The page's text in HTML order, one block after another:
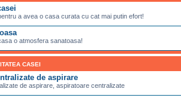
a avea o casa curata cu cat mai putin efort!
o atmosfera sanatoasa!
CASEI
de aspirare
de aspirare, aspiratoare centralizate